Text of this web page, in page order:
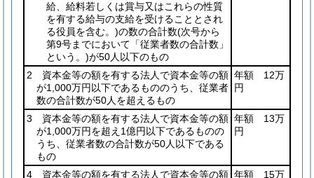
給、給料若しくは賞与又はこれらの性質
を有する給与の支給を受けることとされ
る役員を含む。)の数の合計数(次号から
第9号までにおいて「従業者数の合計数」
という。)が50人以下のもの
2 資本金等の額を有する法人で資本金等の額
が1,000万円以下であるもののうち、従業者
数の合計数が50人を超えるもの
年額 12万
円
3 資本金等の額を有する法人で資本金等の額
が1,000万円を超え1億円以下であるものの
うち、従業者数の合計数が50人以下である
もの
年額 13万
円
4 資本金等の額を有する法人で資本金等の額 年額 15万